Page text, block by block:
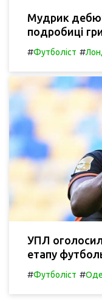
Мудрик
подробиці
#Футболіст #
УПЛ
етапу
#Футболіст #